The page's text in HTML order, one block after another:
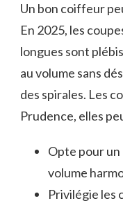
Un bon coiffeur
En 2025, les
longues sont
au volume sans
des spirales. Les
Prudence, elles
Opte pour
volume
Privilégie les